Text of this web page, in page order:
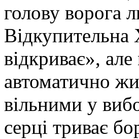
голову ворога
Відкупительна
відкриває»,
автоматично
вільними у
серці триває